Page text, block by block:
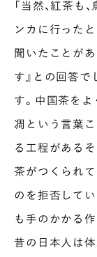
「当然、紅茶も
ンカに行った
聞いたことが
す』との回答
す。中国茶を
凋という言葉
る工程がある
茶がつくられ
のを拒否して
も手のかかる
昔の日本人は